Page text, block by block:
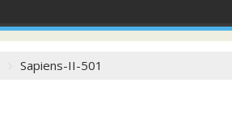
Sapiens-II-501